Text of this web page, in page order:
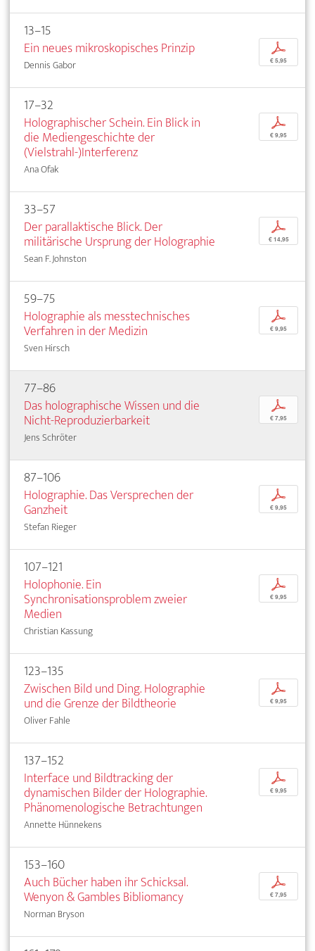
13–15
Ein neues mikroskopisches Prinzip
Dennis Gabor
p
€ 5,95
17–32
Holographischer Schein. Ein Blick in
die Mediengeschichte der
(Vielstrahl-)Interferenz
Ana Ofak
p
€ 9,95
33–57
Der parallaktische Blick. Der
militärische Ursprung der Holographie
Sean F. Johnston
p
€ 14,95
59–75
Holographie als messtechnisches
Verfahren in der Medizin
Sven Hirsch
p
€ 9,95
77–86
Das holographische Wissen und die
Nicht-Reproduzierbarkeit
Jens Schröter
p
€ 7,95
87–106
Holographie. Das Versprechen der
Ganzheit
Stefan Rieger
p
€ 9,95
107–121
Holophonie. Ein
Synchronisationsproblem zweier
Medien
Christian Kassung
p
€ 9,95
123–135
Zwischen Bild und Ding. Holographie
und die Grenze der Bildtheorie
Oliver Fahle
p
€ 9,95
137–152
Interface und Bildtracking der
dynamischen Bilder der Holographie.
Phänomenologische Betrachtungen
Annette Hünnekens
p
€ 9,95
153–160
Auch Bücher haben ihr Schicksal.
Wenyon & Gambles Bibliomancy
Norman Bryson
p
€ 7,95